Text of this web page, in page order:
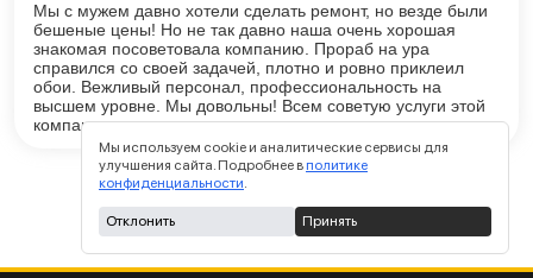
Мы с мужем давно хотели сделать ремонт, но везде были
бешеные цены! Но не так давно наша очень хорошая
знакомая посоветовала компанию. Прораб на ура
справился со своей задачей, плотно и ровно приклеил
обои. Вежливый персонал, профессиональность на
высшем уровне. Мы довольны! Всем советую услуги этой
компании.
Мы используем cookie и аналитические сервисы для
улучшения сайта. Подробнее вполитике
конфиденциальности.
Отклонить Принять